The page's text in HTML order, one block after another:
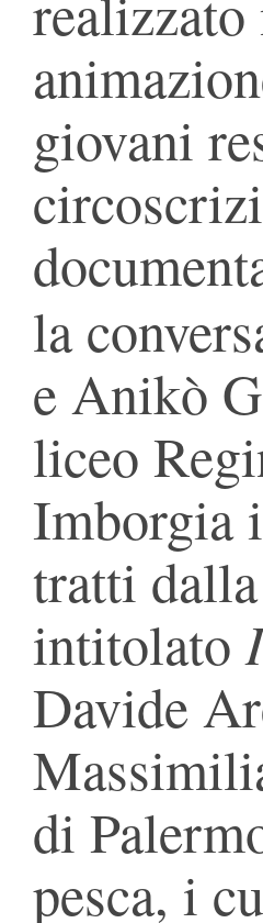
giovani
la
e Anikò
liceo
Imborgia
tratti
intitolato
Davide
di
pesca, i